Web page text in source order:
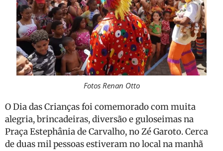
Fotos Renan Otto
O Dia das Crianças foi comemorado com muita
alegria, brincadeiras, diversão e guloseimas na
Praça Estephânia de Carvalho, no Zé Garoto. Cerca
de duas mil pessoas estiveram no local na manhã